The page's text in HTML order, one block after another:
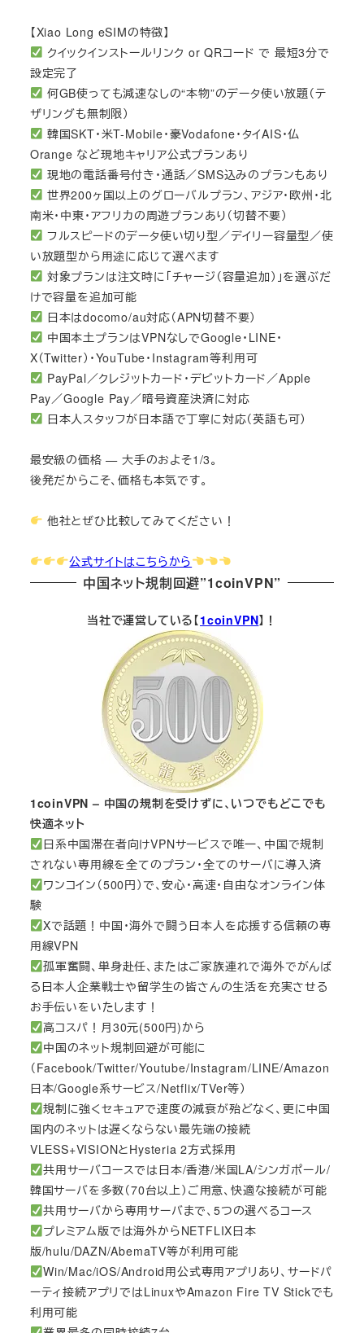
【Xiao Long eSIMの特徴】
クイックインストールリンク or QRコード で 最短3分で
設定完了
何GB使っても減速なしの“本物”のデータ使い放題（テ
ザリングも無制限）
韓国SKT・米T-Mobile・豪Vodafone・タイAIS・仏
Orange など現地キャリア公式プランあり
現地の電話番号付き・通話／SMS込みのプランもあり
世界200ヶ国以上のグローバルプラン、アジア・欧州・北
南米・中東・アフリカの周遊プランあり（切替不要）
フルスピードのデータ使い切り型／デイリー容量型／使
い放題型から用途に応じて選べます
対象プランは注文時に「チャージ（容量追加）」を選ぶだ
けで容量を追加可能
日本はdocomo/au対応（APN切替不要）
中国本土プランはVPNなしでGoogle・LINE・
X（Twitter）・YouTube・Instagram等利用可
PayPal／クレジットカード・デビットカード／Apple
Pay／Google Pay／暗号資産決済に対応
日本人スタッフが日本語で丁寧に対応（英語も可）
最安級の価格 — 大手のおよそ1/3。
後発だからこそ、価格も本気です。
他社とぜひ比較してみてください！
公式サイトはこちらから
中国ネット規制回避”1coinVPN”
当社で運営している【1coinVPN】！
1coinVPN – 中国の規制を受けずに、いつでもどこでも
快適ネット
日系中国滞在者向けVPNサービスで唯一、中国で規制
されない専用線を全てのプラン・全てのサーバに導入済
ワンコイン（500円）で、安心・高速・自由なオンライン体
験
Xで話題！中国・海外で闘う日本人を応援する信頼の専
用線VPN
孤軍奮闘、単身赴任、またはご家族連れで海外でがんば
る日本人企業戦士や留学生の皆さんの生活を充実させる
お手伝いをいたします！
高コスパ！月30元(500円)から
中国のネット規制回避が可能に
（Facebook/Twitter/Youtube/Instagram/LINE/Amazon
日本/Google系サービス/Netflix/TVer等）
規制に強くセキュアで速度の減衰が殆どなく、更に中国
国内のネットは遅くならない最先端の接続
VLESS+VISIONとHysteria 2方式採用
共用サーバコースでは日本/香港/米国LA/シンガポール/
韓国サーバを多数（70台以上）ご用意、快適な接続が可能
共用サーバから専用サーバまで、5つの選べるコース
プレミアム版では海外からNETFLIX日本
版/hulu/DAZN/AbemaTV等が利用可能
Win/Mac/iOS/Android用公式専用アプリあり、サードパ
ーティ接続アプリではLinuxやAmazon Fire TV Stickでも
利用可能